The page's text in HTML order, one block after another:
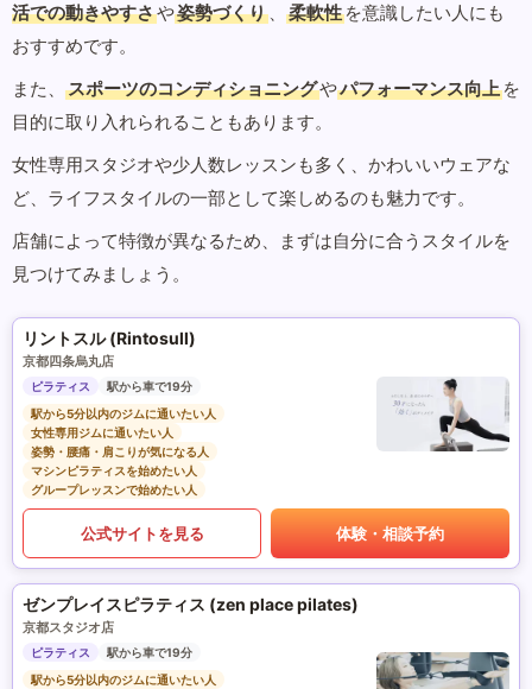
活での動きやすさや姿勢づくり 、 柔軟性 を意識したい人にも
おすすめです。
また、
スポーツのコンディショニングやパフォーマンス向上 を
目的に取り入れられることもあります。
女性専用スタジオや少人数レッスンも多く、かわいいウェアな
ど、ライフスタイルの一部として楽しめるのも魅力です。
店舗によって特徴が異なるため、まずは自分に合うスタイルを
見つけてみましょう。
リントスル (Rintosull)
京都四条烏丸店
ピラティス
駅から車で19分
駅から5分以内のジムに通いたい人
女性専用ジムに通いたい人
姿勢・腰痛・肩こりが気になる人
マシンピラティスを始めたい人
グループレッスンで始めたい人
公式サイトを見る 体験・相談予約
ゼンプレイスピラティス (zen place pilates)
京都スタジオ店
ピラティス
駅から車で19分
駅から5分以内のジムに通いたい人